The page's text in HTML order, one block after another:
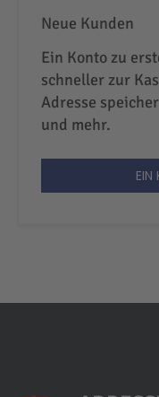
Neue Kunden
Ein Konto zu
schneller zur
Adresse
und mehr.
EIN